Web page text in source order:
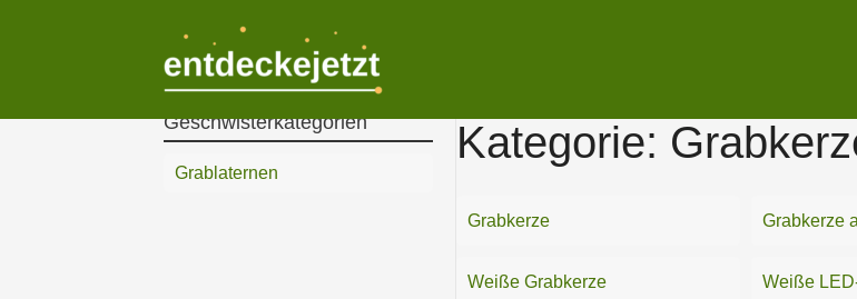
Geschwisterkategorien
Grablaternen
Kategorie:
Grabkerze Grabkerze
Weiße Grabkerze
Weiße